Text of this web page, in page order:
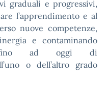
graduali e progressivi,
l’apprendimento e al
nuove competenze,
e contaminando
fino ad oggi di
o dell’altro grado